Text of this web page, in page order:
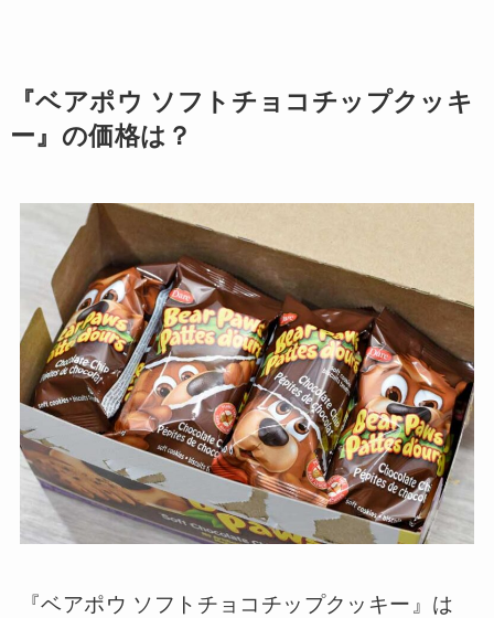
『ベアポウ ソフトチョコチップクッキ
ー』の価格は？
『ベアポウ ソフトチョコチップクッキー』は